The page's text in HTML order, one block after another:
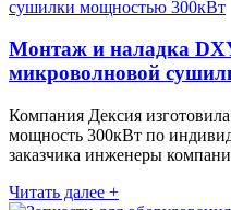
Монтаж и наладка
микроволновой
Компания Дексия
мощность 300кВт по
заказчика инженеры
Читать далее +